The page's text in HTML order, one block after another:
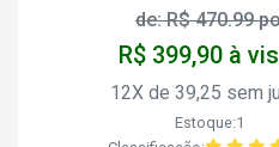
de: R$ 470.99
R$ 399,90 à
12X de 39,25 sem
Estoque:1